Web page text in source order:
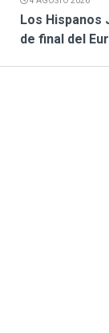
Los Hispanos
de final del